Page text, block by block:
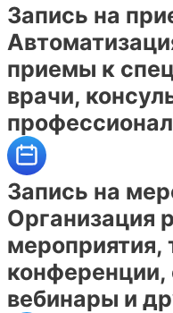
Запись на
приемы к
врачи,
Запись на
Организация
мероприятия,
вебинары и